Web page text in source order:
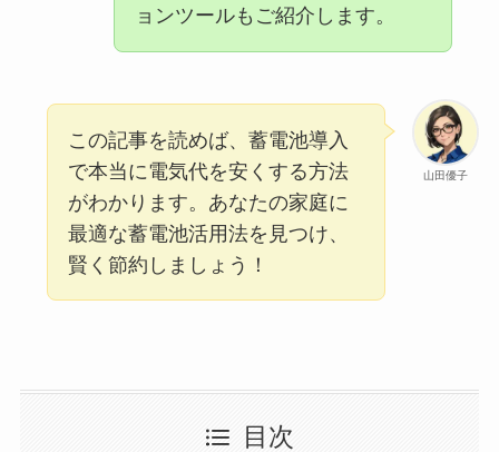
ョンツールもご紹介します。
山田優子
この記事を読めば、蓄電池導入
で本当に電気代を安くする方法
がわかります。あなたの家庭に
最適な蓄電池活用法を見つけ、
賢く節約しましょう！
目次